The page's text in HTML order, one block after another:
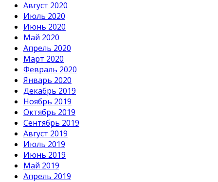
Август 2020
Июль 2020
Июнь 2020
Май 2020
Апрель 2020
Март 2020
Февраль 2020
Январь 2020
Декабрь 2019
Ноябрь 2019
Октябрь 2019
Сентябрь 2019
Август 2019
Июль 2019
Июнь 2019
Май 2019
Апрель 2019